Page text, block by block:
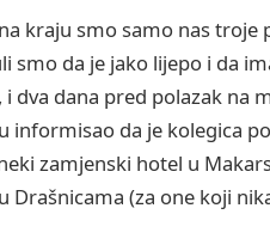
kraju smo samo nas troje
smo da je jako lijepo i da
dva dana pred polazak na
informisao da je kolegica
zamjenski hotel u
Drašnicama (za one koji